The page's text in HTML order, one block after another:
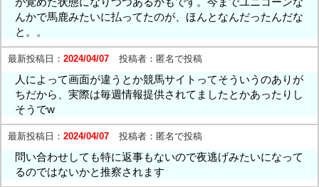
んかで馬鹿みたいに払ってたのが、ほんとなんだったんだな
と。。
最新投稿日： 2024/04/07 投稿者： 匿名で投稿
人によって画面が違うとか競馬サイトってそういうのありが
ちだから、実際は毎週情報提供されてましたとかあったりし
そうでw
最新投稿日： 2024/04/07 投稿者： 匿名で投稿
問い合わせしても特に返事もないので夜逃げみたいになって
るのではないかと推察されます